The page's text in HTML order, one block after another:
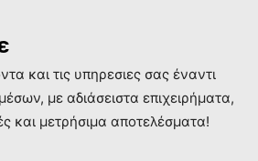
και τις υπηρεσιες σας έναντι
με αδιάσειστα επιχειρήματα,
και μετρήσιμα αποτελέσματα!